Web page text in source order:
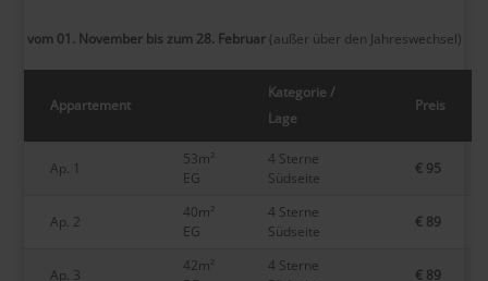
vom 01. November bis zum 28. Februar (außer über den Jahreswechsel)
Appartement
Kategorie /
Lage
Preis
Ap. 1
53m²
EG
4 Sterne
Südseite
€ 95
Ap. 2
40m²
EG
4 Sterne
Südseite
€ 89
Ap. 3
42m²
4 Sterne
€ 89